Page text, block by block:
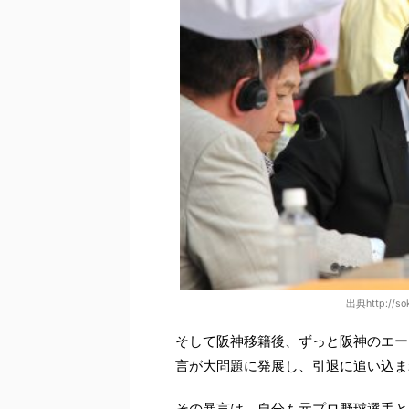
出典http://
そして阪神移籍後、ずっと阪神のエ
言が大問題に発展し、引退に追い込